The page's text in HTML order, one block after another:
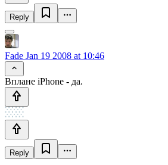
Reply
Fade Jan 19 2008 at 10:46
Вплане iPhone - да.
Reply